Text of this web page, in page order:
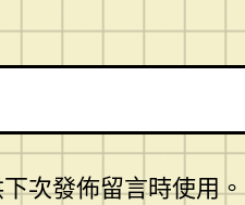
次發佈留言時使用。